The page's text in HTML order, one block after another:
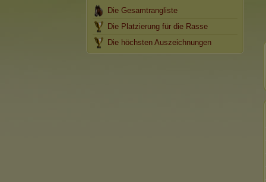
Die Gesamtrangliste
Die Platzierung für die Rasse
Die höchsten Auszeichnungen